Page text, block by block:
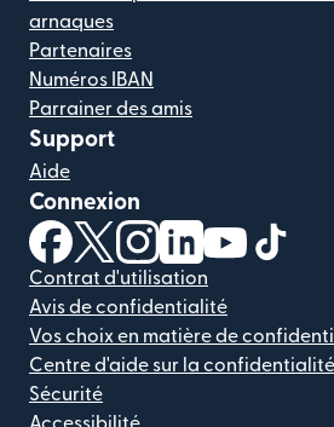
arnaques
Partenaires
Numéros IBAN
Parrainer des amis
Support
Aide
Connexion
(s'ouvre dans une nouvelle
(s'ouvre dans une
(s'ouvre dans une
(s'ouvre dans
(s'ouvre
Contrat d'utilisation
Avis de confidentialité
Vos choix en matière de
Centre d'aide sur la confidentialité
Sécurité
Accessibilité